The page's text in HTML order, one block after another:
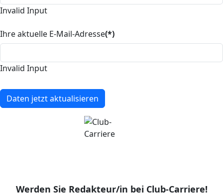
Invalid Input
Ihre aktuelle E-Mail-Adresse(*)
Invalid Input
Daten jetzt aktualisieren
Werden Sie Redakteur/in bei Club-Carriere!